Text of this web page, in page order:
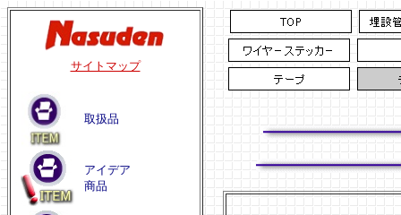
サイトマップ
取扱品
アイデア
商品